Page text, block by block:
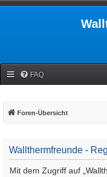
FAQ
Foren-Übersicht
Wallthermfreunde -
Mit dem Zugriff auf